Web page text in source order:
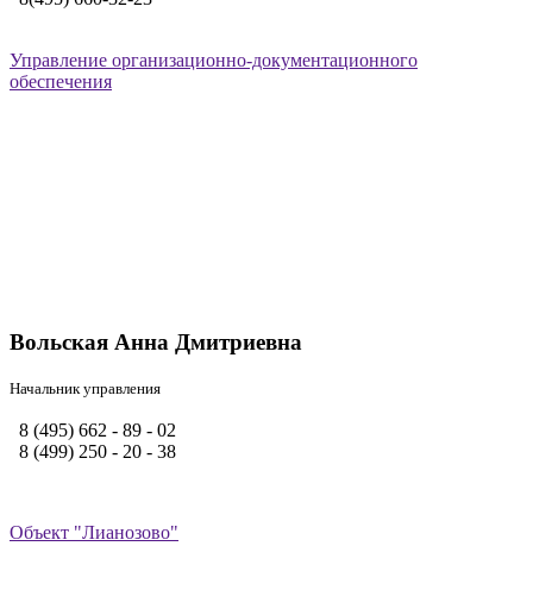
Управление организационно-документационного
обеспечения
Вольская Анна Дмитриевна
Начальник управления
8 (495) 662 - 89 - 02
8 (499) 250 - 20 - 38
Объект "Лианозово"